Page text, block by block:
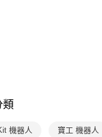
類
機器人 寶工 機器人